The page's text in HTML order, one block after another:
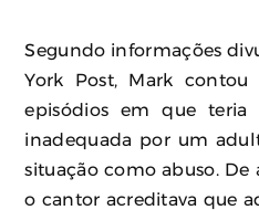
Segundo informações
York Post, Mark contou
episódios em que
inadequada por um
situação como abuso.
o cantor acreditava que